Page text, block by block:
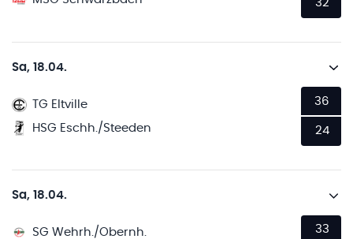
32
Sa, 18.04.
TG Eltville
HSG Eschh./Steeden
36
24
Sa, 18.04.
SG Wehrh./Obernh.
33